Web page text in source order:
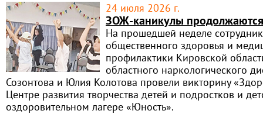
24 июля 2026 г.
ЗОЖ-каникулы
На прошедшей неделе
общественного здоровья и
профилактики Кировской
областного наркологического
Созонтова и Юлия Колотова провели викторину
Центре развития творчества детей и подростков и
оздоровительном лагере «Юность».